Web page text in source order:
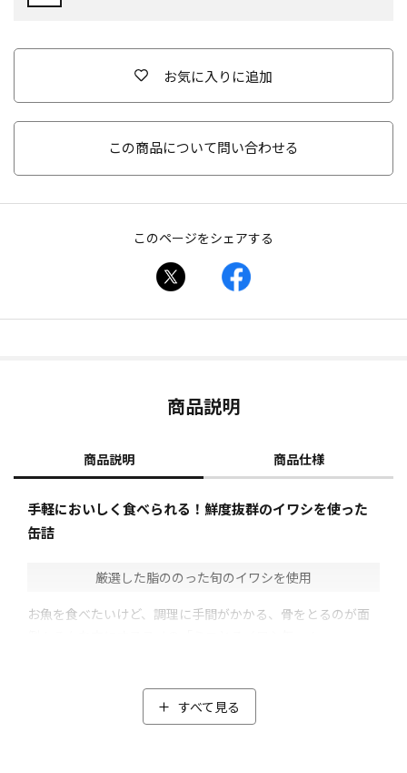
お気に入りに追加
この商品について問い合わせる
このページをシェアする
商品説明
商品説明 商品仕様
手軽においしく食べられる！鮮度抜群のイワシを使った
缶詰
厳選した脂ののった旬のイワシを使用
お魚を食べたいけど、調理に手間がかかる、骨をとるのが面
ズなど、メーカーの厳しい基準をクリアした「ミニとろイワ
シ缶」に見合うイワシだけを使用。
すべて見る